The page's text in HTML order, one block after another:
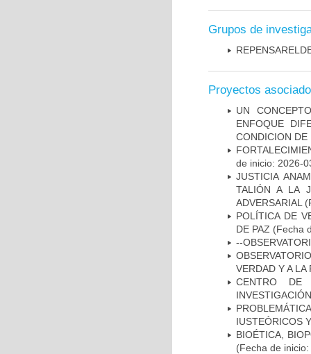
Grupos de
Proyectos
UN
ENFOQUE
CONDICION DE
de inicio: 2026-
JUSTICIA
TALIÓN A LA
ADVERSARIAL
POLÍTICA DE
DE PAZ (Fecha
--
VERDAD Y A LA
CENTRO DE
IUSTEÓRICOS
BIOÉTICA,
(Fecha de